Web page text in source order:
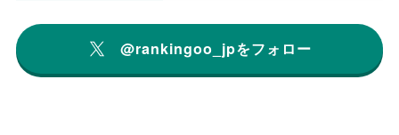
@rankingoo_jpをフォロー